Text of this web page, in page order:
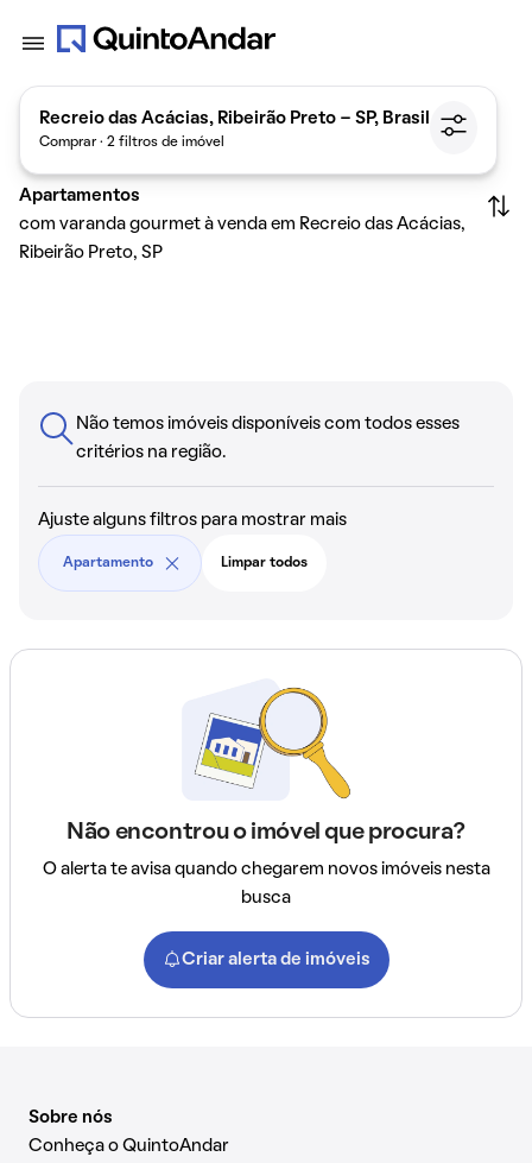
Recreio das Acácias, Ribeirão Preto - SP, Brasil
Comprar · 2 filtros de imóvel
Apartamentos
com varanda gourmet à venda em Recreio das Acácias,
Ribeirão Preto, SP
Não temos imóveis disponíveis com todos esses
critérios na região.
Ajuste alguns filtros para mostrar mais
Apartamento Limpar todos
Não encontrou o imóvel que procura?
O alerta te avisa quando chegarem novos imóveis nesta
busca
Criar alerta de imóveis
Sobre nós
Conheça o QuintoAndar